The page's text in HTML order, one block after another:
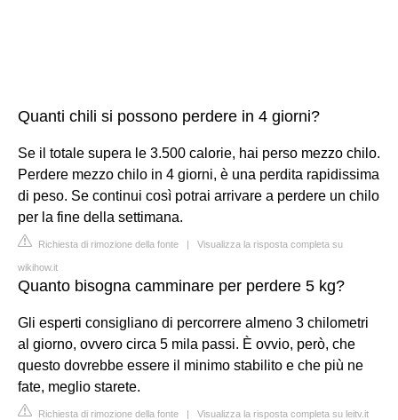
Quanti chili si possono perdere in 4 giorni?
Se il totale supera le 3.500 calorie, hai perso mezzo chilo.
Perdere mezzo chilo in 4 giorni, è una perdita rapidissima
di peso. Se continui così potrai arrivare a perdere un chilo
per la fine della settimana.
Richiesta di rimozione della fonte | Visualizza la risposta completa su
wikihow.it
Quanto bisogna camminare per perdere 5 kg?
Gli esperti consigliano di percorrere almeno 3 chilometri
al giorno, ovvero circa 5 mila passi. È ovvio, però, che
questo dovrebbe essere il minimo stabilito e che più ne
fate, meglio starete.
Richiesta di rimozione della fonte | Visualizza la risposta completa su leitv.it